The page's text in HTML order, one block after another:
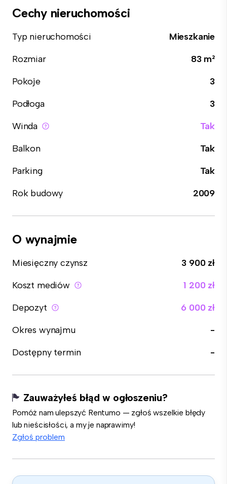
Cechy nieruchomości
Typ nieruchomości
Mieszkanie
Rozmiar
83 m²
Pokoje
3
Podłoga
3
Winda
Tak
Balkon
Tak
Parking
Tak
Rok budowy
2009
O wynajmie
Miesięczny czynsz
3 900 zł
Koszt mediów
1 200 zł
Depozyt
6 000 zł
Okres wynajmu
-
Dostępny termin
-
Zauważyłeś błąd w ogłoszeniu?
Pomóż nam ulepszyć Rentumo — zgłoś wszelkie błędy
lub nieścisłości, a my je naprawimy!
Zgłoś problem